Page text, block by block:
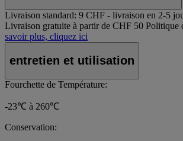
Livraison standard: 9 CHF - livraison en 2-5
Livraison gratuite à partir de CHF 50 Politique
savoir plus, cliquez ici
entretien et utilisation
Fourchette de Température:
-23℃ à 260℃
Conservation: